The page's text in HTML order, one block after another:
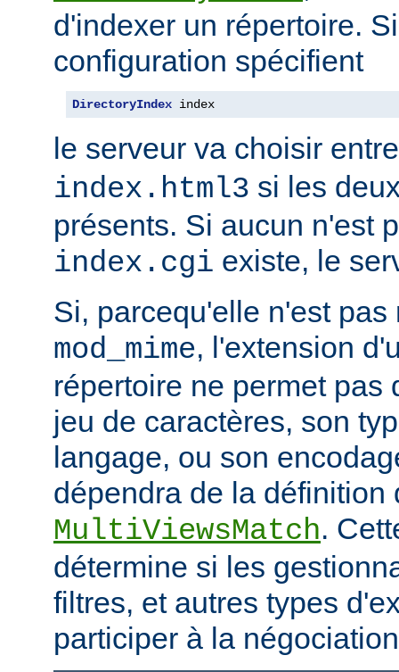
d'indexer un répertoire.
configuration spécifient
DirectoryIndex index
le serveur va choisir
index.html3 si les
présents. Si aucun n'est
index.cgi existe, le
Si, parcequ'elle n'est pas
mod_mime, l'extension
répertoire ne permet pas
jeu de caractères, son
langage, ou son
dépendra de la définition
MultiViewsMatch.
détermine si les
filtres, et autres types
participer à la